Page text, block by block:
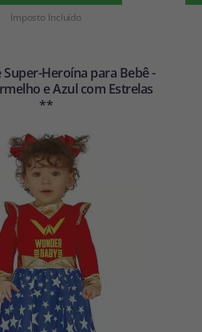
Imposto Incluído
Super-Heroína para Bebê -
e Azul com Estrelas
**